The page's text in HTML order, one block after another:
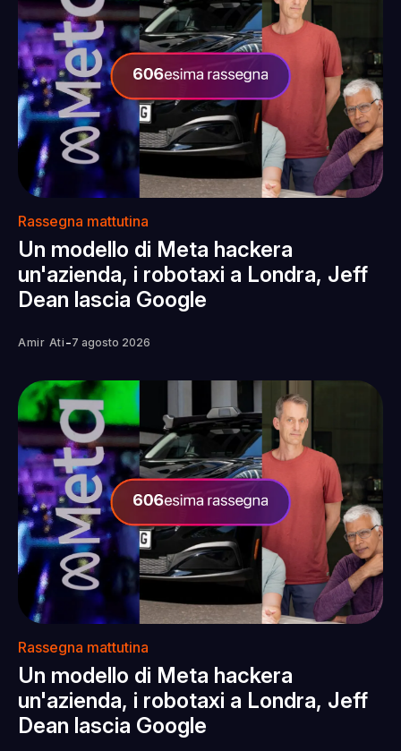
Rassegna mattutina
Un modello di Meta hackera
un'azienda, i robotaxi a Londra, Jeff
Dean lascia Google
Amir Ati -7 agosto 2026
Rassegna mattutina
Un modello di Meta hackera
un'azienda, i robotaxi a Londra, Jeff
Dean lascia Google